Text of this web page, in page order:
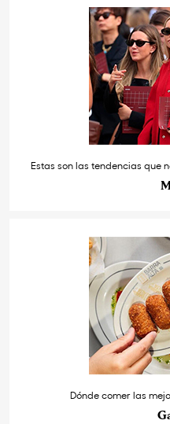
Estas son las tendencias que
Dónde comer las